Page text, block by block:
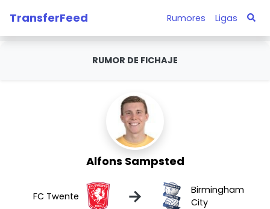
TransferFeed Rumores Ligas
RUMOR DE FICHAJE
Alfons Sampsted
FC Twente →
Birmingham
City